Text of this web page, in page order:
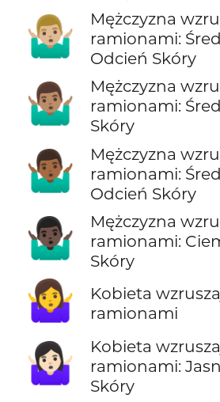
🤷🏼‍♂️
Mężczyzna
ramionami:
Odcień Skóry
🤷🏽‍♂️
Mężczyzna
ramionami:
Skóry
🤷🏾‍♂️
Mężczyzna
ramionami:
Odcień Skóry
🤷🏿‍♂️
Mężczyzna
ramionami:
Skóry
🤷‍♀️
Kobieta
ramionami
🤷🏻‍♀️
Kobieta
ramionami:
Skóry